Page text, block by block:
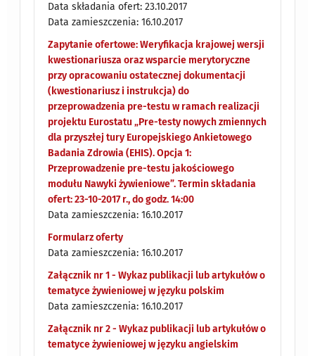
Data składania ofert: 23.10.2017
Data zamieszczenia: 16.10.2017
Zapytanie ofertowe: Weryfikacja krajowej wersji
kwestionariusza oraz wsparcie merytoryczne
przy opracowaniu ostatecznej dokumentacji
(kwestionariusz i instrukcja) do
przeprowadzenia pre-testu w ramach realizacji
projektu Eurostatu „Pre-testy nowych zmiennych
dla przyszłej tury Europejskiego Ankietowego
Badania Zdrowia (EHIS). Opcja 1:
Przeprowadzenie pre-testu jakościowego
modułu Nawyki żywieniowe”. Termin składania
ofert: 23-10-2017 r., do godz. 14:00
Data zamieszczenia: 16.10.2017
Formularz oferty
Data zamieszczenia: 16.10.2017
Załącznik nr 1 - Wykaz publikacji lub artykułów o
tematyce żywieniowej w języku polskim
Data zamieszczenia: 16.10.2017
Załącznik nr 2 - Wykaz publikacji lub artykułów o
tematyce żywieniowej w języku angielskim